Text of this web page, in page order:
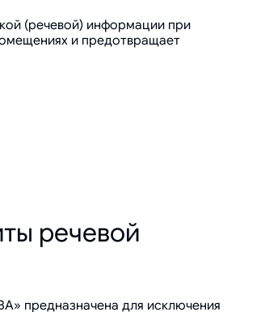
(речевой) информации при
и предотвращает
речевой
предназначена для исключения